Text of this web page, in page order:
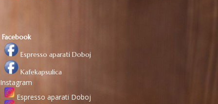
Facebook
Espresso aparati Doboj
Kafekapsulica
Instagram
Espresso aparati Doboj